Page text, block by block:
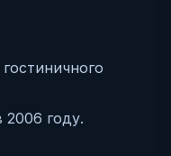
2006 году.